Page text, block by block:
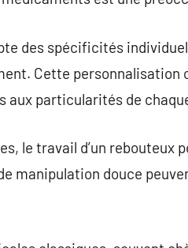
des spécificités
Cette
aux particularités de
le travail d’un
manipulation douce